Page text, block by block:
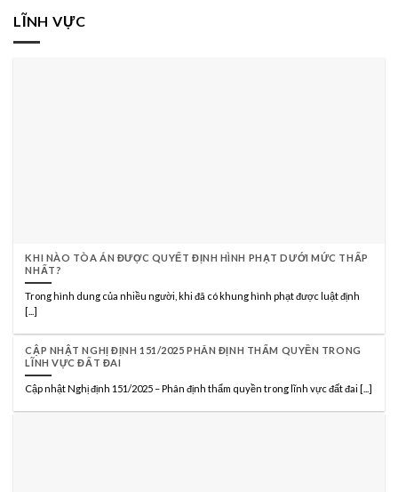
LĨNH VỰC
KHI NÀO TÒA ÁN ĐƯỢC QUYẾT ĐỊNH HÌNH PHẠT DƯỚI MỨC THẤP
NHẤT?
Trong hình dung của nhiều người, khi đã có khung hình phạt được luật định
[...]
CẬP NHẬT NGHỊ ĐỊNH 151/2025 PHÂN ĐỊNH THẨM QUYỀN TRONG
LĨNH VỰC ĐẤT ĐAI
Cập nhật Nghị định 151/2025 – Phân định thẩm quyền trong lĩnh vực đất đai [...]